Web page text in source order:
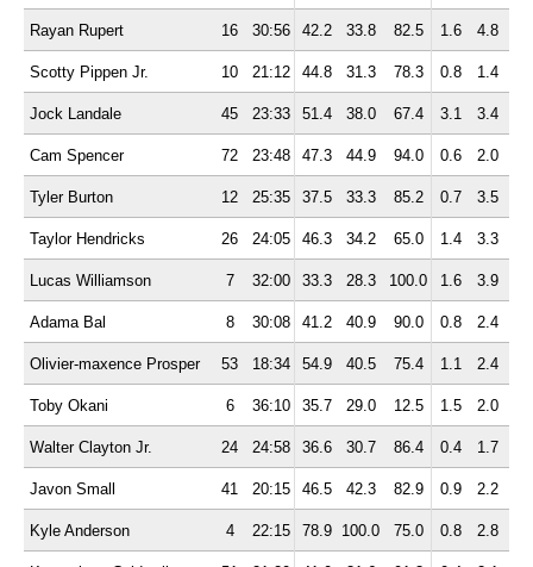
Rayan Rupert 16 30:56 42.2 33.8 82.5 1.6 4.8
Scotty Pippen Jr. 10 21:12 44.8 31.3 78.3 0.8 1.4
Jock Landale 45 23:33 51.4 38.0 67.4 3.1 3.4
Cam Spencer 72 23:48 47.3 44.9 94.0 0.6 2.0
Tyler Burton 12 25:35 37.5 33.3 85.2 0.7 3.5
Taylor Hendricks 26 24:05 46.3 34.2 65.0 1.4 3.3
Lucas Williamson 7 32:00 33.3 28.3 100.0 1.6 3.9
Adama Bal 8 30:08 41.2 40.9 90.0 0.8 2.4
Olivier-maxence Prosper 53 18:34 54.9 40.5 75.4 1.1 2.4
Toby Okani 6 36:10 35.7 29.0 12.5 1.5 2.0
Walter Clayton Jr. 24 24:58 36.6 30.7 86.4 0.4 1.7
Javon Small 41 20:15 46.5 42.3 82.9 0.9 2.2
Kyle Anderson 4 22:15 78.9 100.0 75.0 0.8 2.8